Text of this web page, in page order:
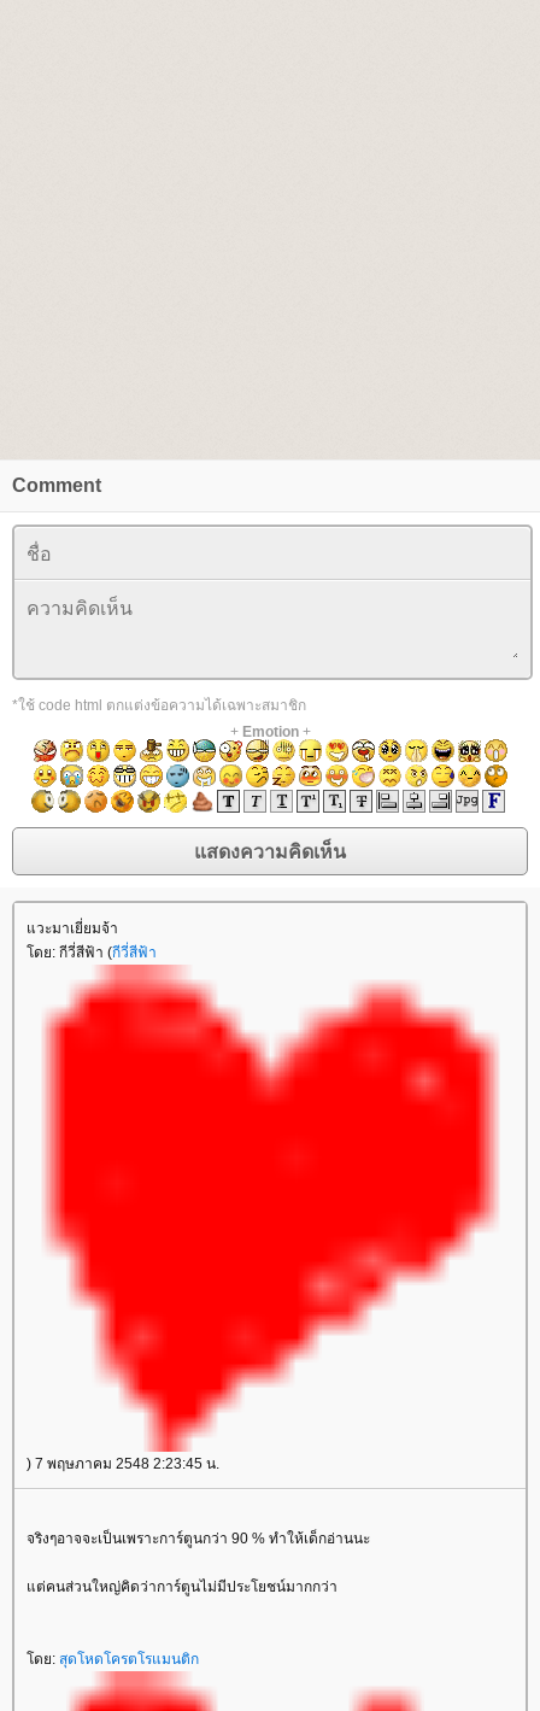
Comment
*ใช้ code html ตกแต่งข้อความได้เฉพาะสมาชิก
+ Emotion+
วะมาเยี่ยมจ้า
ดย: กีวี่สีฟ้า (กีวี่สีฟ้า
) 7 พฤษภาคม 2548 2:23:45 น.
จริงๆอาจจะเป็นเพราะการ์ตูนกว่า 90 % ทำให้เด็กอ่านนะ
ต่คนส่วนใหญ่คิดว่าการ์ตูนไม่มีประโยชน์มากกว่า
ดย: สุดโหดโครตโรแมนติก